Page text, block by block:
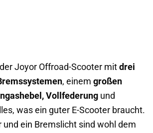
Joyor Offroad-Scooter mit drei
, einem großen
Vollfederung und
was ein guter E-Scooter braucht.
und ein Bremslicht sind wohl dem